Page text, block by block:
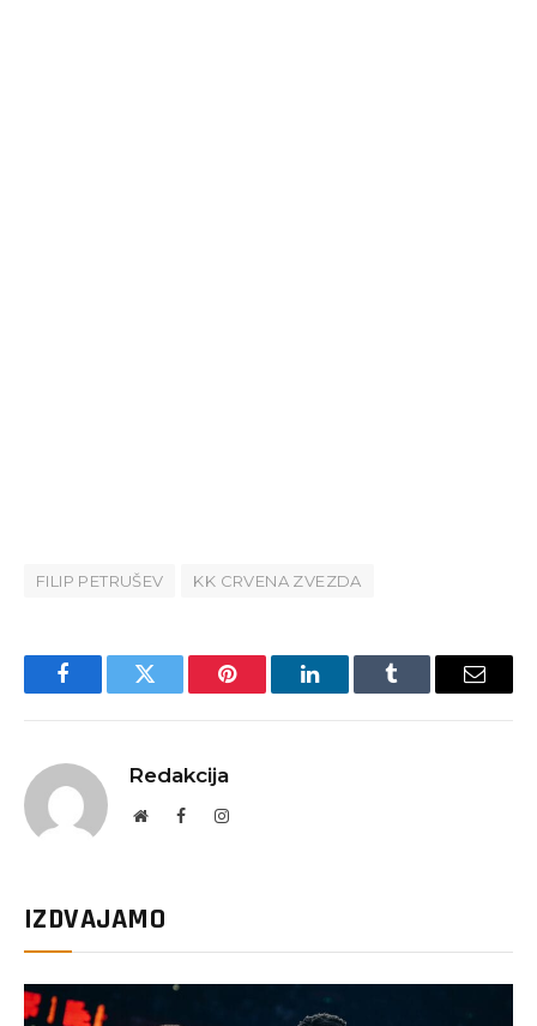
FILIP PETRUŠEV KK CRVENA ZVEZDA
FacebookTwitter Pinterest LinkedInTumblr Email
Redakcija
WebsiteFacebookInstagram
IZDVAJAMO